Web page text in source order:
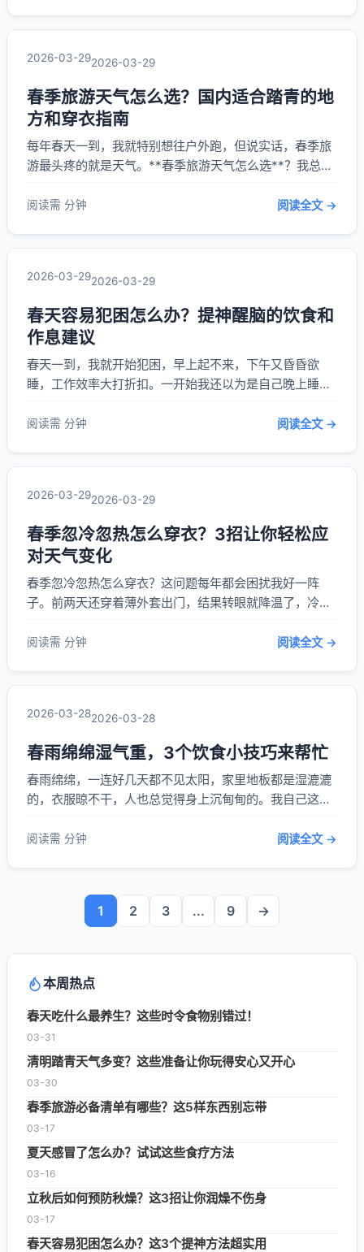
2026-03-292026-03-29
春季旅游天气怎么选？国内适合踏青的地
方和穿衣指南
每年春天一到，我就特别想往户外跑，但说实话，春季旅
游最头疼的就是天气。**春季旅游天气怎么选**？我总结
就来聊聊我亲身试过的好地方和实用穿搭技巧。 春天天气
阅读需 分钟 阅读全文 →
2026-03-292026-03-29
春天容易犯困怎么办？提神醒脑的饮食和
作息建议
春天一到，我就开始犯困，早上起不来，下午又昏昏欲
睡，工作效率大打折扣。一开始我还以为是自己晚上睡得
春天容易犯困**，其实是因为气温回升、昼夜温差大，身
阅读需 分钟 阅读全文 →
2026-03-292026-03-29
春季忽冷忽热怎么穿衣？3招让你轻松应
对天气变化
春季忽冷忽热怎么穿衣？这问题每年都会困扰我好一阵
子。前两天还穿着薄外套出门，结果转眼就降温了，冷得
天气怎么变，我都能穿得舒服又得体。 第一招是学会“叠
阅读需 分钟 阅读全文 →
2026-03-282026-03-28
春雨绵绵湿气重，3个饮食小技巧来帮忙
春雨绵绵，一连好几天都不见太阳，家里地板都是湿漉漉
的，衣服晾不干，人也总觉得身上沉甸甸的。我自己这段
太重闹的。 我开始琢磨着从饮食上调理一下，还真找到了
阅读需 分钟 阅读全文 →
1 2 3 ... 9 →
本周热点
春天吃什么最养生？这些时令食物别错过！
03-31
清明踏青天气多变？这些准备让你玩得安心又开心
03-30
春季旅游必备清单有哪些？这5样东西别忘带
03-17
夏天感冒了怎么办？试试这些食疗方法
03-16
立秋后如何预防秋燥？这3招让你润燥不伤身
03-17
春天容易犯困怎么办？这3个提神方法超实用